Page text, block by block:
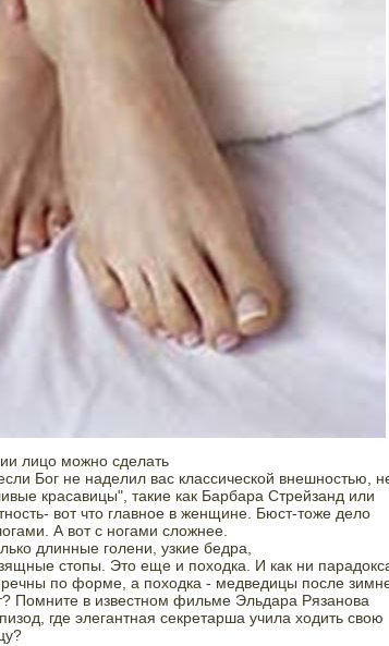
лицо можно сделать
Бог не наделил вас классической внешностью,
красавицы", такие как Барбара Стрейзанд или
вот что главное в женщине. Бюст-тоже дело
А вот с ногами сложнее.
длинные голени, узкие бедра,
стопы. Это еще и походка. И как ни
по форме, а походка - медведицы после
Помните в известном фильме Эльдара Рязанова
где элегантная секретарша учила ходить свою